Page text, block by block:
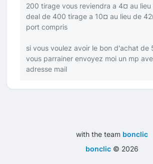
200 tirage vous reviendra a 4¤ au
deal de 400 tirage a 10¤ au lieu de
port compris
si vous voulez avoir le bon d'achat de
vous parrainer envoyez moi un mp
adresse mail
with the team bonclic
bonclic © 2026